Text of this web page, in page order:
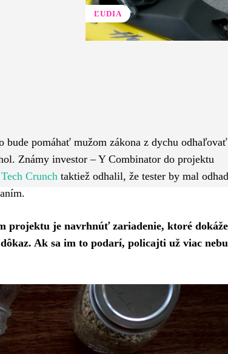
ĽUDIA
bude pomáhať mužom zákona z dychu odhaľovať
Známy investor – Y Combinator do projektu
Tech Crunch taktiež odhalil, že tester by mal
projektu je navrhnúť zariadenie, ktoré dokáže
Ak sa im to podarí, policajti už viac